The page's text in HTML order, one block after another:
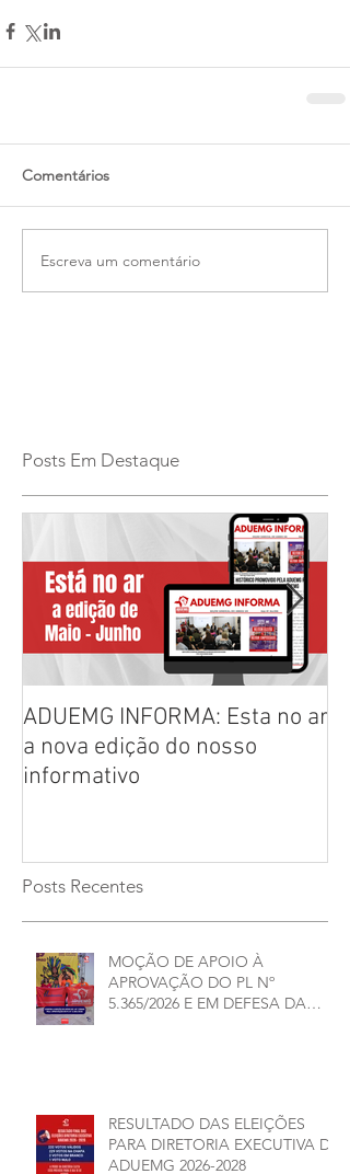
Comentários
Escreva um comentário
Posts Em Destaque
ADUEMG INFORMA: Esta no ar
a nova edição do nosso
informativo
Posts Recentes
MOÇÃO DE APOIO À
APROVAÇÃO DO PL Nº
5.365/2026 E EM DEFESA DA
RESULTADO DAS ELEIÇÕES
PARA DIRETORIA EXECUTIVA DA
ADUEMG 2026-2028